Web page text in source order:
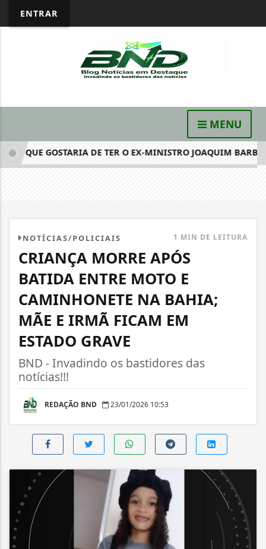
ENTRAR
MENU
QUE GOSTARIA DE TER O EX-MINISTRO JOAQUIM
NOTÍCIAS/POLICIAIS 1 MIN DE LEITURA
CRIANÇA MORRE APÓS
BATIDA ENTRE MOTO E
CAMINHONETE NA BAHIA;
MÃE E IRMÃ FICAM EM
ESTADO GRAVE
BND - Invadindo os bastidores das
notícias!!!
REDAÇÃO BND 23/01/2026 10:53